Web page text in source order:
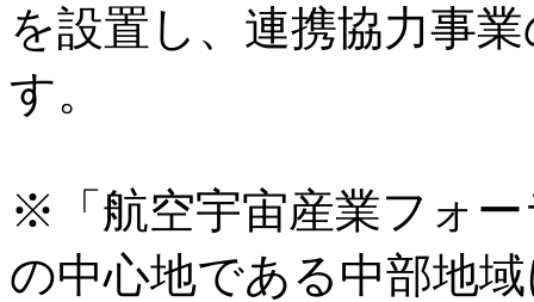
を設置し、連携協力事
す。
※「航空宇宙産業フォ
の中心地である中部地